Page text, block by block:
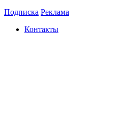
Подписка Реклама
Контакты